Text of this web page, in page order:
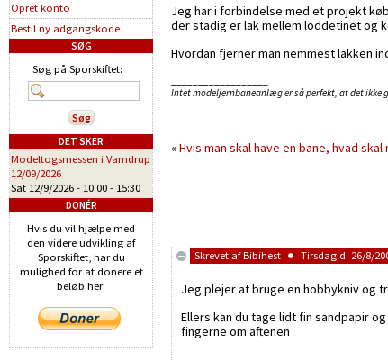
Jeg har i forbindelse med et projekt
der stadig er lak mellem loddetinet og
Hvordan fjerner man nemmest lakken
Intet modeljernbaneanlæg er så perfekt, at det
«Hvis man skal have en bane, hvad skal
Skrevet afBibihest Tirsdag d. 26/8/
Jeg plejer at bruge en hobbykniv og
Ellers kan du tage lidt fin sandpapir
fingerne om aftenen
Opret konto
Bestil ny adgangskode
SØG
Søg på Sporskiftet:
DET SKER
Modeltogsmessen i Vamdrup
12/09/2026
Sat 12/9/2026 - 10:00 - 15:30
DONÉR
Hvis du vil hjælpe med
den videre udvikling af
Sporskiftet, har du
mulighed for at donere et
beløb her: